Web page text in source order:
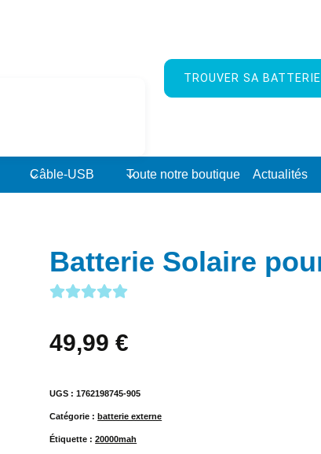
TROUVER SA
Câble-USB Toute notre boutique Actualités
Batterie Solaire
49,99€
UGS :1762198745-905
Catégorie :batterie externe
Étiquette :20000mah